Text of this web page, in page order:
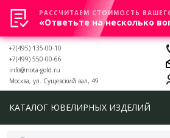
+7(495) 135-00-10
+7(499) 550-00-66
info@nota-gold.ru
Москва, ул. Сущевский вал, 49
КАТАЛОГ ЮВЕЛИРНЫХ ИЗДЕЛИЙ
РАССЧИТАЕМ СТОИМОСТЬ
«Ответьте на несколько